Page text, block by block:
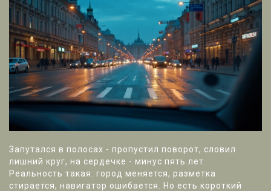
Запутался в полосах - пропустил поворот, словил
лишний круг, на сердечке - минус пять лет.
Реальность такая: город меняется, разметка
стирается, навигатор ошибается. Но есть короткий